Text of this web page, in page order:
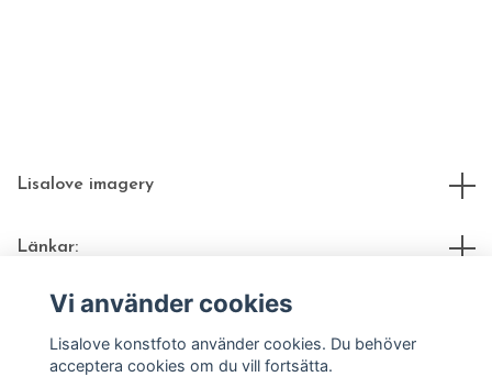
Lisalove imagery
Länkar:
Sociala medier
Vi använder cookies
Lisalove konstfoto använder cookies. Du behöver
acceptera cookies om du vill fortsätta.